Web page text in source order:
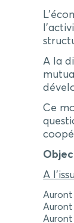
A la
Ce
A
Auront
Auront